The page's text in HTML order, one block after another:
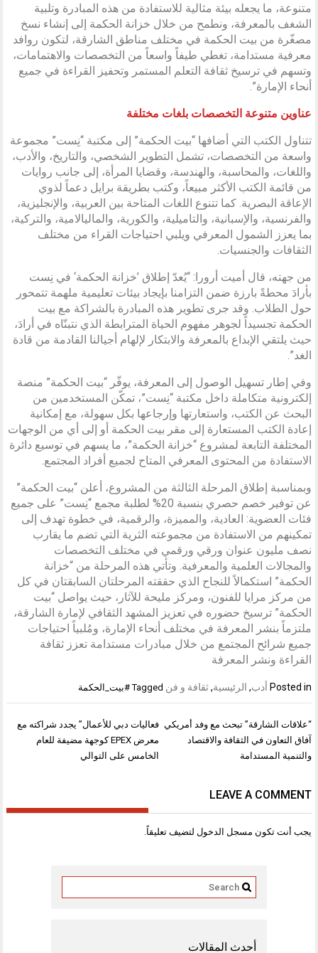
متنوعة، ما يجعله بيئة مثالية للاستفادة من هذه المبادرة وتلبية
الشغف بالمعرفة، ونطمح من خلال خزانة الحكمة إلى إنشاء نسخ
مصغّرة من بيت الحكمة في مختلف مناطق الشارقة، لتكون روافد
معرفية مستدامة، تغطي طيفاً واسعاً من التخصصات والاهتمامات،
وتسهم في ترسيخ ثقافة التعلم المستمر وتحفيز القراءة في جميع
أنحاء الإمارة”.
عناوين متنوعة التخصصات بلغات مختلفة
تتناول الكتب التي أضافها “بيت الحكمة” إلى مكتبة “نِست” مجموعة
واسعة من التخصصات، تشمل التطوير الشخصي، والتاريخ، والأدب،
واللغات، والمحاسبة، والهندسة، وقضايا المرأة، إلى جانب روايات
من قائمة الكتب الأكثر مبيعاً، وكتب بطريقة برايل دعماً لذوي
الإعاقة البصرية. كما تتنوع اللغات المتاحة بين العربية، والإنجليزية،
والفرنسية، والإسبانية، والتاميلية، والكورية، والماليالامية، والتركية،
بما يعزز الشمول المعرفي ويلبي احتياجات القراء من مختلف
الثقافات والجنسيات.
من جهته، قال أميت أرورا: “يُعدّ إطلاق ’خزانة الحكمة‘ في نِست
بأرادَ محطةً بارزة ضمن التزامنا بإيجاد بيئات تعليمية ملهمة تتمحور
حول الطلاب. وقد جرى تطوير هذه المبادرة بالشراكة مع بيت
الحكمة تجسيداً لجوهر مفهوم الحياة المترابطة الذي نتبنّاه في أرادَ،
حيث يلتقي الإبداع بالمعرفة والابتكار لإلهام أجيالنا القادمة من قادة
الغد”.
وفي إطار تسهيل الوصول إلى المعرفة، يوفّر “بيت الحكمة” منصة
إلكترونية متكاملة داخل مكتبة “نِست”، تمكّن المستخدمين من
البحث عن الكتب، واستعارتها وإرجاعها بكل سهولة، مع إمكانية
إعادة الكتب المستعارة إلى مقر بيت الحكمة أو إلى أي من الوجهات
المختلفة التابعة لمشروع “خزانة الحكمة”، ما يسهم في توسيع دائرة
الاستفادة من المحتوى المعرفي المتاح لجميع أفراد المجتمع.
وبمناسبة إطلاق المرحلة الثالثة من المشروع، أعلن “بيت الحكمة”
عن توفير خصم حصري بنسبة 20% لطلبة مجمع “نِست” على جميع
فئات العضوية: العادية، والمميزة، والرقمية، في خطوة تهدف إلى
تمكينهم من الاستفادة من مجموعته الثرية التي تضم ما يقارب
نصف مليون عنوان ورقي ورقمي في مختلف التخصصات
والمجالات العلمية والمعرفية. وتأتي هذه المرحلة من “خزانة
الحكمة” استكمالاً للنجاح الذي حققته المرحلتان السابقتان في كل
من مركز مرايا للفنون، ومركز مليحة للآثار، حيث يواصل “بيت
الحكمة” ترسيخ حضوره في تعزيز المشهد الثقافي لإمارة الشارقة،
ملتزماً بنشر المعرفة في مختلف أنحاء الإمارة، ومُلبياً احتياجات
جميع شرائح المجتمع من خلال مبادرات مستدامة تعزز ثقافة
القراءة ونشر المعرفة
Posted in أدب, الرئيسية,ثقافة و فن Tagged #بيت_الحكمة
تصفّح
المقالات
فعاليات دبي للأعمال” يجدد شراكته مع
معرض EPEX كوجهة مضيفة للعام
الخامس على التوالي
“علاقات الشارقة” تبحث مع وفد أمريكي
آفاق التعاون في الثقافة والاقتصاد
والتنمية المستدامة
LEAVE A COMMENT
يجب أنت تكون مسجل الدخول لتضيف تعليقاً.
أحدث المقالات